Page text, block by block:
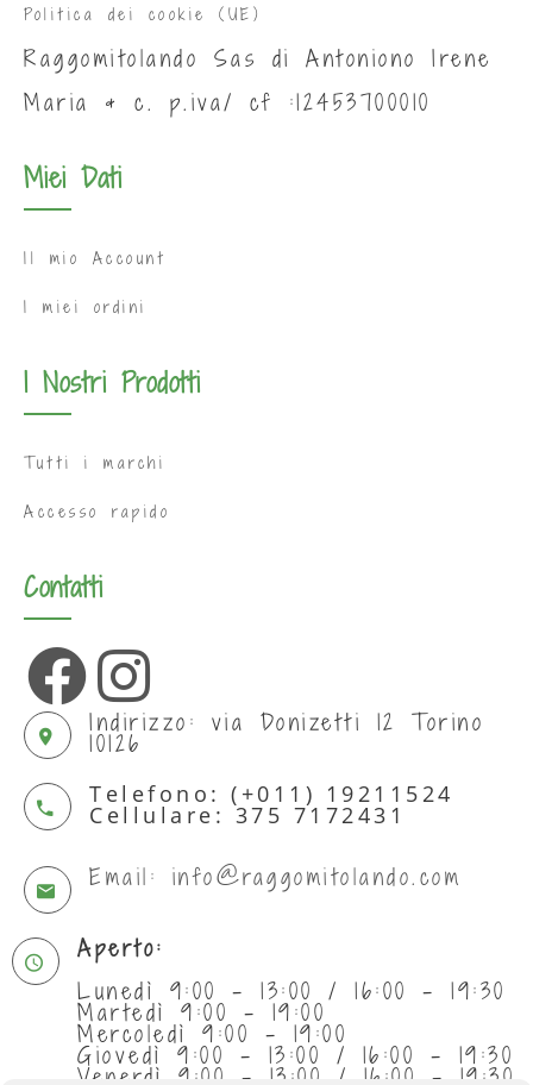
Politica dei cookie (UE)
Raggomitolando Sas di Antoniono Irene
Maria & c. p.iva/ cf :12453700010
Miei Dati
Il mio Account
I miei ordini
I Nostri Prodotti
Tutti i marchi
Accesso rapido
Contatti
Indirizzo: via Donizetti 12 Torino
10126
Telefono: (+011) 19211524
Cellulare: 375 7172431
Email: info@raggomitolando.com
Aperto:
Lunedì 9:00 - 13:00 / 16:00 - 19:30
Martedì 9:00 - 19:00
Mercoledì 9:00 - 19:00
Giovedì 9:00 - 13:00 / 16:00 - 19:30
Venerdì 9:00 - 13:00 / 16:00 - 19:30